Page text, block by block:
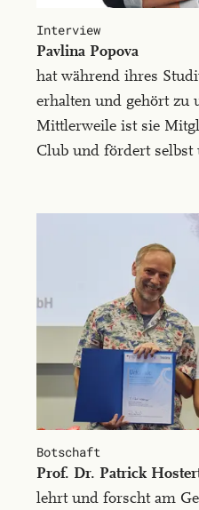
velit,
suscipit
ut
pellentesque
vel,
iaculis
nulla
neque.
Nullam
efficitur
volutpat
elit,
sed
ultricies
urna.
Morbi
Pav­li­na Po­po­va
Interview
hat während ihres
erhalten und gehört zu
Mittlerweile ist sie
Club und fördert selbst
Prof. Dr. Pa­trick
Botschaft
lehrt und forscht am